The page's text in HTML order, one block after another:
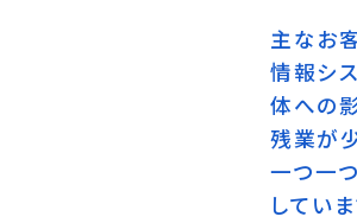
主なお
情報シ
体への
残業が
一つ一
していま